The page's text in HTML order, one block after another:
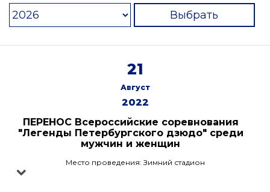
Выбрать
21
Август
2022
ПЕРЕНОС Всероссийские соревнования
"Легенды Петербургского дзюдо" среди
мужчин и женщин
Место проведения: Зимний стадион